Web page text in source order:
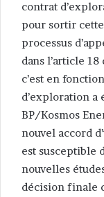
contrat
pour sortir
processus
dans l’article
c’est en
d’exploration a
BP/Kosmos
nouvel accord
est susceptible
nouvelles
décision finale